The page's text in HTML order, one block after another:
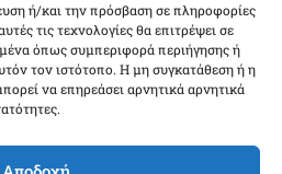
ή/και την πρόσβαση σε πληροφορίες
τις τεχνολογίες θα επιτρέψει σε
όπως συμπεριφορά περιήγησης ή
τον ιστότοπο. Η μη συγκατάθεση ή η
να επηρεάσει αρνητικά αρνητικά
να αποδεχτείτε cookies
προώθησης και να